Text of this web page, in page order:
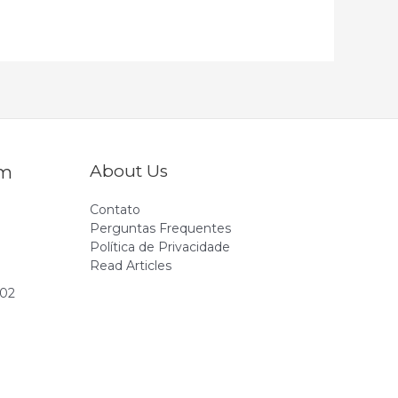
About Us
Contato
Perguntas Frequentes
Política de Privacidade
Read Articles